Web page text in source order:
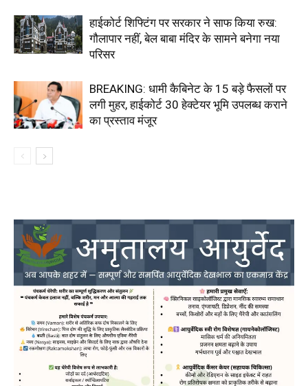
हाईकोर्ट शिफ्टिंग पर सरकार ने साफ किया रुख:
गौलापार नहीं, बेल बाबा मंदिर के सामने बनेगा नया
परिसर
BREAKING: धामी कैबिनेट के 15 बड़े फैसलों पर
लगी मुहर, हाईकोर्ट 30 हेक्टेयर भूमि उपलब्ध कराने
का प्रस्ताव मंजूर